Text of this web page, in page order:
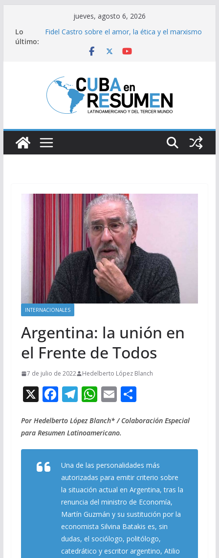
contenido
jueves, agosto 6, 2026
Lo
último:
Fidel Castro sobre el amor, la ética y el marxismo
a medicamentos esenciales
Caídas del SEN son consecuencia del bloqueo,
denuncia Cuba
Sindicatos en Dakota del Norte rechazan
hostilidad de EEUU vs Cuba
INTERNACIONALES
Argentina: la unión en
el Frente de Todos
7 de julio de 2022 Hedelberto López Blanch
X F
e
b
o
k
T
e
gr
a
m
W
at
s
p
p
E
ai
l
C
m
ar
ti
r
Por Hedelberto López Blanch* / Colaboración Especial
para Resumen Latinoamericano.
Una de las personalidades más
autorizadas para emitir criterio sobre
la situación actual en Argentina, tras la
renuncia del ministro de Economía,
Martín Guzmán y su sustitución por la
economista Silvina Batakis es, sin
dudas, el sociólogo, politólogo,
catedrático y escritor argentino, Atilio